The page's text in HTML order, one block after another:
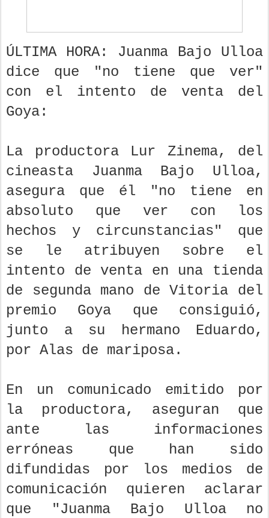
ÚLTIMA HORA: Juanma Bajo Ulloa
dice que "no tiene que ver"
con el intento de venta del
Goya:
La productora Lur Zinema, del
cineasta Juanma Bajo Ulloa,
asegura que él "no tiene en
absoluto que ver con los
hechos y circunstancias" que
se le atribuyen sobre el
intento de venta en una tienda
de segunda mano de Vitoria del
premio Goya que consiguió,
junto a su hermano Eduardo,
por Alas de mariposa.
En un comunicado emitido por
la productora, aseguran que
ante las informaciones
erróneas que han sido
difundidas por los medios de
comunicación quieren aclarar
que "Juanma Bajo Ulloa no